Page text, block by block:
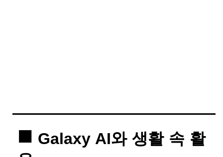
Galaxy AI와 생활 속 활